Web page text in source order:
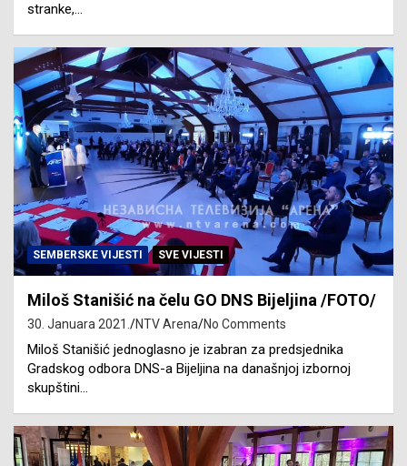
stranke,…
SEMBERSKE VIJESTI SVE VIJESTI
Miloš Stanišić na čelu GO DNS Bijeljina /FOTO/
30. Januara 2021. NTV Arena No Comments
Miloš Stanišić jednoglasno je izabran za predsjednika
Gradskog odbora DNS-a Bijeljina na današnjoj izbornoj
skupštini…